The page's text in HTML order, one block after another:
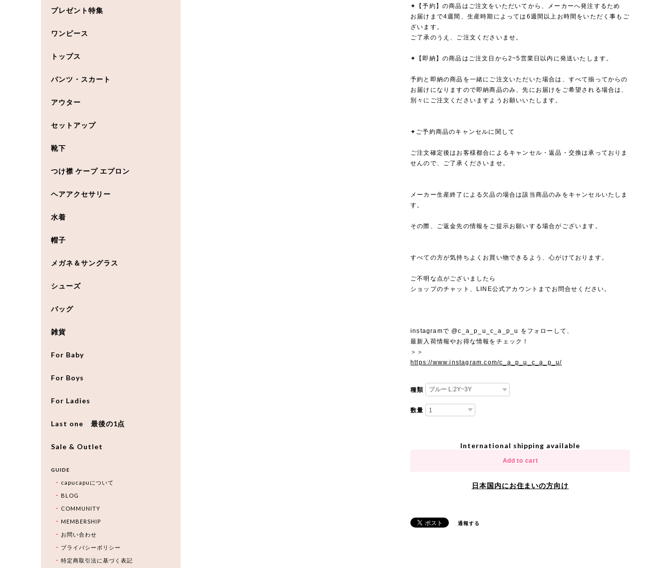
✦【予約】の商品はご注文をいただいてから、メーカーへ発注するため
お届けまで4週間、生産時期によっては6週間以上お時間をいただく事もご
ざいます。
ご了承のうえ、ご注文くださいませ。
✦【即納】の商品はご注文日から2~5営業日以内に発送いたします。
予約と即納の商品を一緒にご注文いただいた場合は、すべて揃ってからの
お届けになりますので即納商品のみ、先にお届けをご希望される場合は、
別々にご注文くださいますようお願いいたします。
✦ご予約商品のキャンセルに関して
ご注文確定後はお客様都合によるキャンセル・返品・交換は承っておりま
せんので、ご了承くださいませ。
メーカー生産終了による欠品の場合は該当商品のみをキャンセルいたしま
す。
その際、ご返金先の情報をご提示お願いする場合がございます。
すべての方が気持ちよくお買い物できるよう、心がけております。
ご不明な点がございましたら
ショップのチャット、LINE公式アカウントまでお問合せください。
instagramで @c_a_p_u_c_a_p_u をフォローして、
最新入荷情報やお得な情報をチェック！
＞＞
https://www.instagram.com/c_a_p_u_c_a_p_u/
種類
数量
International shipping available
Add to cart
日本国内にお住まいの方向け
通報する
プレゼント特集
ワンピース
トップス
パンツ・スカート
アウター
セットアップ
靴下
つけ襟 ケープ エプロン
ヘアアクセサリー
水着
帽子
メガネ＆サングラス
シューズ
バッグ
雑貨
For Baby
For Boys
For Ladies
Last one 最後の1点
Sale & Outlet
GUIDE
capucapuについて
BLOG
COMMUNITY
MEMBERSHIP
お問い合わせ
プライバシーポリシー
特定商取引法に基づく表記